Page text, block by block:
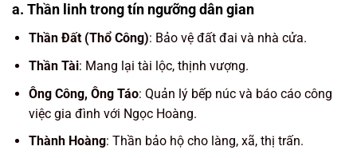
a. Thần linh trong tín ngưỡng dân gian
Thần Đất (Thổ Công): Bảo vệ đất đai và nhà cửa.
Thần Tài: Mang lại tài lộc, thịnh vượng.
Ông Công, Ông Táo: Quản lý bếp núc và báo cáo công
việc gia đình với Ngọc Hoàng.
Thành Hoàng: Thần bảo hộ cho làng, xã, thị trấn.